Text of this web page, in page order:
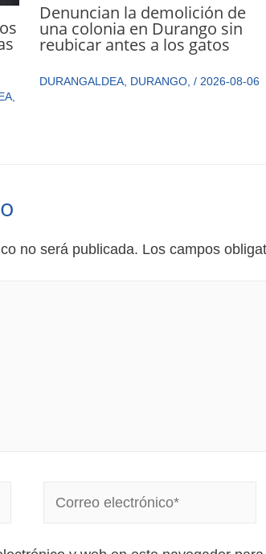
,
Denuncian la demolición de
una colonia en Durango sin
reubicar antes a los gatos
DURANGALDEA DURANGO ,/ 2026-08-06
no será publicada. Los campos